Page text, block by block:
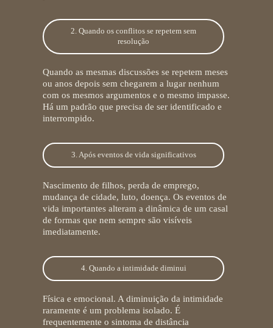
2. Quando os conflitos se repetem sem
resolução
Quando as mesmas discussões se repetem meses
ou anos depois sem chegarem a lugar nenhum
com os mesmos argumentos e o mesmo impasse.
Há um padrão que precisa de ser identificado e
interrompido.
3. Após eventos de vida significativos
Nascimento de filhos, perda de emprego,
mudança de cidade, luto, doença. Os eventos de
vida importantes alteram a dinâmica de um casal
de formas que nem sempre são visíveis
imediatamente.
4. Quando a intimidade diminui
Física e emocional. A diminuição da intimidade
raramente é um problema isolado. É
frequentemente o sintoma de distância